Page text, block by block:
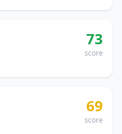
73
score
69
score